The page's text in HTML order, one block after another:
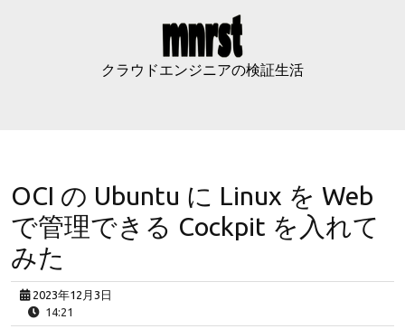
クラウドエンジニアの検証生活
OCI の Ubuntu に Linux を Web
で管理できる Cockpit を入れて
みた
2023年12月3日
14:21